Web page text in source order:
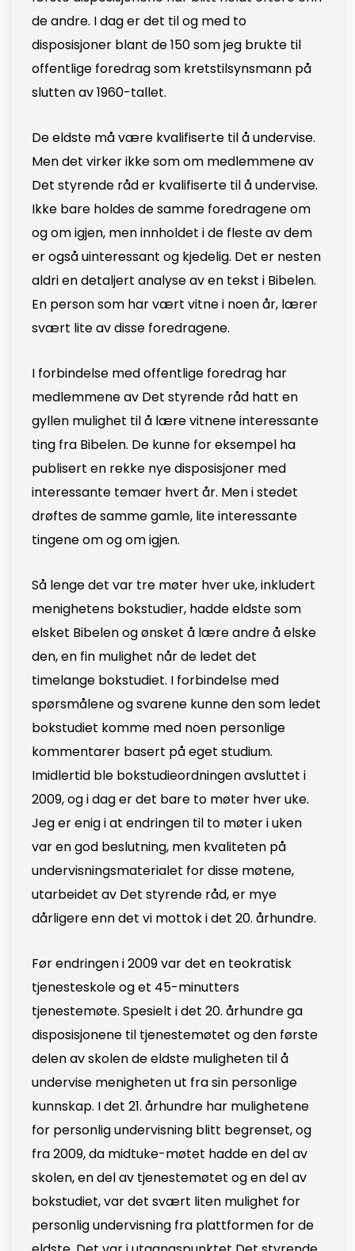
de andre. I dag er det til og med to
disposisjoner blant de 150 som jeg brukte til
offentlige foredrag som kretstilsynsmann på
slutten av 1960-tallet.
De eldste må være kvalifiserte til å undervise.
Men det virker ikke som om medlemmene av
Det styrende råd er kvalifiserte til å undervise.
Ikke bare holdes de samme foredragene om
og om igjen, men innholdet i de fleste av dem
er også uinteressant og kjedelig. Det er nesten
aldri en detaljert analyse av en tekst i Bibelen.
En person som har vært vitne i noen år, lærer
svært lite av disse foredragene.
I forbindelse med offentlige foredrag har
medlemmene av Det styrende råd hatt en
gyllen mulighet til å lære vitnene interessante
ting fra Bibelen. De kunne for eksempel ha
publisert en rekke nye disposisjoner med
interessante temaer hvert år. Men i stedet
drøftes de samme gamle, lite interessante
tingene om og om igjen.
Så lenge det var tre møter hver uke, inkludert
menighetens bokstudier, hadde eldste som
elsket Bibelen og ønsket å lære andre å elske
den, en fin mulighet når de ledet det
timelange bokstudiet. I forbindelse med
spørsmålene og svarene kunne den som ledet
bokstudiet komme med noen personlige
kommentarer basert på eget studium.
Imidlertid ble bokstudieordningen avsluttet i
2009, og i dag er det bare to møter hver uke.
Jeg er enig i at endringen til to møter i uken
var en god beslutning, men kvaliteten på
undervisningsmaterialet for disse møtene,
utarbeidet av Det styrende råd, er mye
dårligere enn det vi mottok i det 20. århundre.
Før endringen i 2009 var det en teokratisk
tjenesteskole og et 45-minutters
tjenestemøte. Spesielt i det 20. århundre ga
disposisjonene til tjenestemøtet og den første
delen av skolen de eldste muligheten til å
undervise menigheten ut fra sin personlige
kunnskap. I det 21. århundre har mulighetene
for personlig undervisning blitt begrenset, og
fra 2009, da midtuke-møtet hadde en del av
skolen, en del av tjenestemøtet og en del av
bokstudiet, var det svært liten mulighet for
personlig undervisning fra plattformen for de